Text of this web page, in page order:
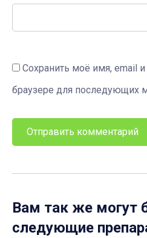
Сохранить моё имя, email и
браузере для последующих
Вам так же могут
следующие